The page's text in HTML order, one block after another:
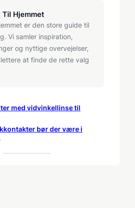
Til Hjemmet
er den store guide til
Vi samler inspiration,
og nyttige overvejelser,
at finde de rette valg
med vidvinkellinse til
bør der være i